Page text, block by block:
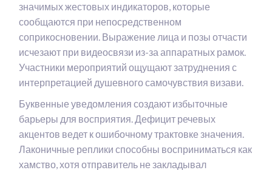
значимых жестовых индикаторов, которые
сообщаются при непосредственном
соприкосновении. Выражение лица и позы отчасти
исчезают при видеосвязи из-за аппаратных рамок.
Участники мероприятий ощущают затруднения с
интерпретацией душевного самочувствия визави.
Буквенные уведомления создают избыточные
барьеры для восприятия. Дефицит речевых
акцентов ведет к ошибочному трактовке значения.
Лаконичные реплики способны восприниматься как
хамство, хотя отправитель не закладывал